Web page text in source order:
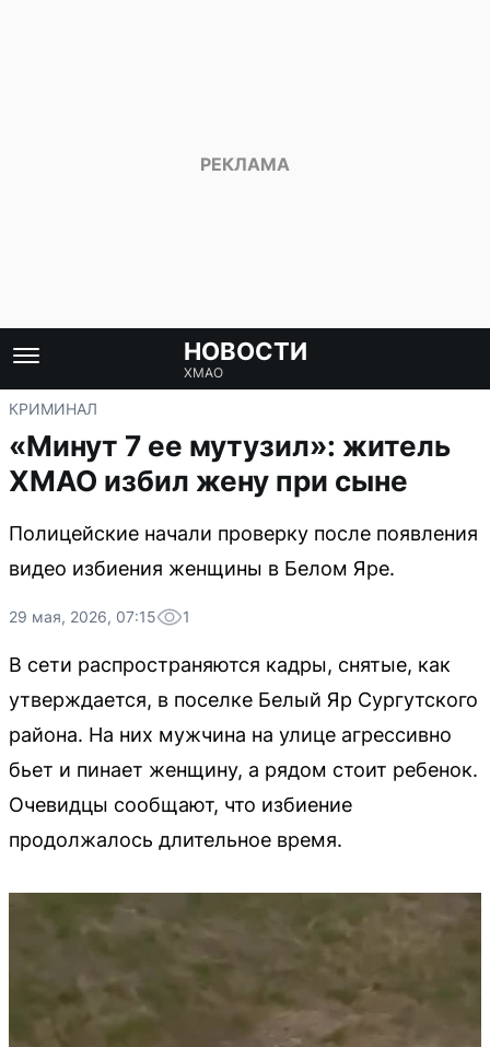
НОВОСТИ
ХМАО
КРИМИНАЛ
«Минут 7 ее мутузил»: житель
ХМАО избил жену при сыне
Полицейские начали проверку после появления
видео избиения женщины в Белом Яре.
29 мая, 2026, 07:15 1
В сети распространяются кадры, снятые, как
утверждается, в поселке Белый Яр Сургутского
района. На них мужчина на улице агрессивно
бьет и пинает женщину, а рядом стоит ребенок.
Очевидцы сообщают, что избиение
продолжалось длительное время.